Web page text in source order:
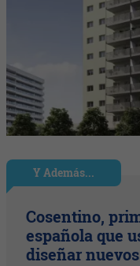
Y Además...
Cosentino,
española que
diseñar